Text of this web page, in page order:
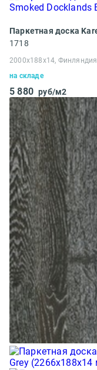
1718
2000х188х14, Финляндия
на складе
5 880 руб/м2